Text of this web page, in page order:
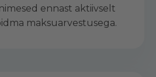
ennast aktiivselt
maksuarvestusega.